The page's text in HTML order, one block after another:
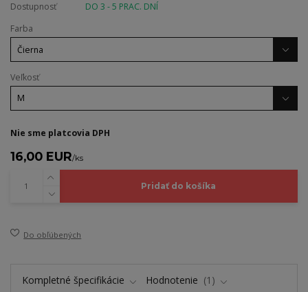
Dostupnosť
DO 3 - 5 PRAC. DNÍ
Farba
Veľkosť
Nie sme platcovia DPH
16,00 EUR/ks
Pridať do košíka
Do obľúbených
Kompletné špecifikácie Hodnotenie
1